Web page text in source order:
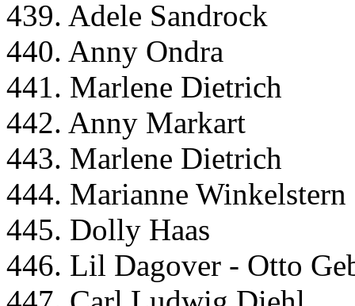
439. Adele Sandrock
440. Anny Ondra
441. Marlene Dietrich
442. Anny Markart
443. Marlene Dietrich
444. Marianne Winkelstern
445. Dolly Haas
446. Lil Dagover - Otto